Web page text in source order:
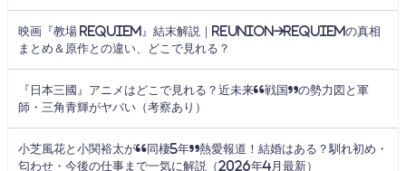
映画『教場 Requiem』結末解説｜Reunion→Requiemの真相
まとめ＆原作との違い、どこで見れる？
『日本三國』アニメはどこで見れる？近未来“戦国”の勢力図と軍
師・三角青輝がヤバい（考察あり）
小芝風花と小関裕太が“同棲5年”熱愛報道！結婚はある？馴れ初め・
匂わせ・今後の仕事まで一気に解説（2026年4月最新）